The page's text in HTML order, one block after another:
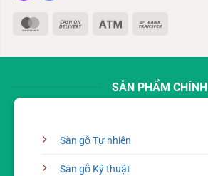
MasterCard
Cash
Delivery
Atm
SẢN PHẨM CHÍNH
Sàn gỗ Tự nhiên
Sàn gỗ Kỹ thuật